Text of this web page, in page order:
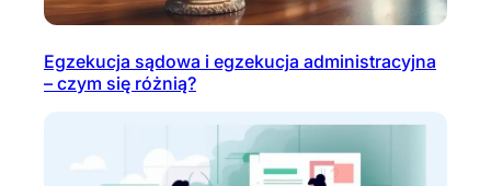
Egzekucja sądowa i egzekucja administracyjna
– czym się różnią?